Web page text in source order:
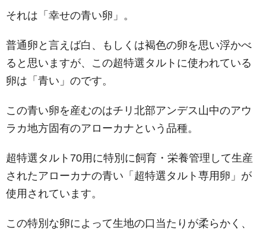
それは「幸せの青い卵」。
普通卵と言えば白、もしくは褐色の卵を思い浮かべ
ると思いますが、この超特選タルトに使われている
卵は「青い」のです。
この青い卵を産むのはチリ北部アンデス山中のアウ
ラカ地方固有のアローカナという品種。
超特選タルト70用に特別に飼育・栄養管理して生産
されたアローカナの青い「超特選タルト専用卵」が
使用されています。
この特別な卵によって生地の口当たりが柔らかく、